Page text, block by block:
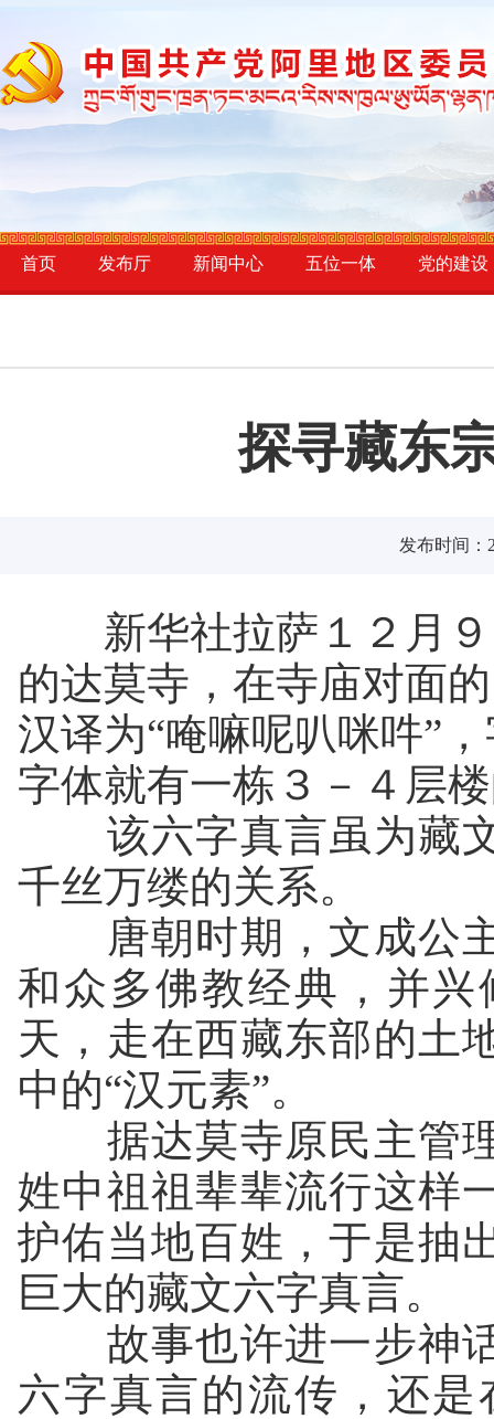
首页 发布厅 新闻中心 五位一体 党的建设
探寻藏东
发布时间：
新华社拉萨１２月９
的达莫寺，在寺庙对面
汉译为“唵嘛呢叭咪吽”
字体就有一栋３－４层
该六字真言虽为藏文
千丝万缕的关系。
唐朝时期，文成公主
和众多佛教经典，并
天，走在西藏东部的土
中的“汉元素”。
据达莫寺原民主管理
姓中祖祖辈辈流行这样
护佑当地百姓，于是抽
巨大的藏文六字真言。
故事也许进一步神话
六字真言的流传，还